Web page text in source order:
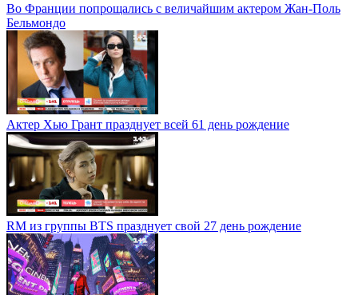
Во Франции попрощались с величайшим актером Жан-Поль
Бельмондо
Актер Хью Грант празднует всей 61 день рождение
RM из группы BTS празднует свой 27 день рождение